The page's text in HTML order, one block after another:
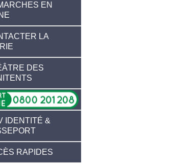
EN
LA
DES
IDENTITÉ &
RAPIDES